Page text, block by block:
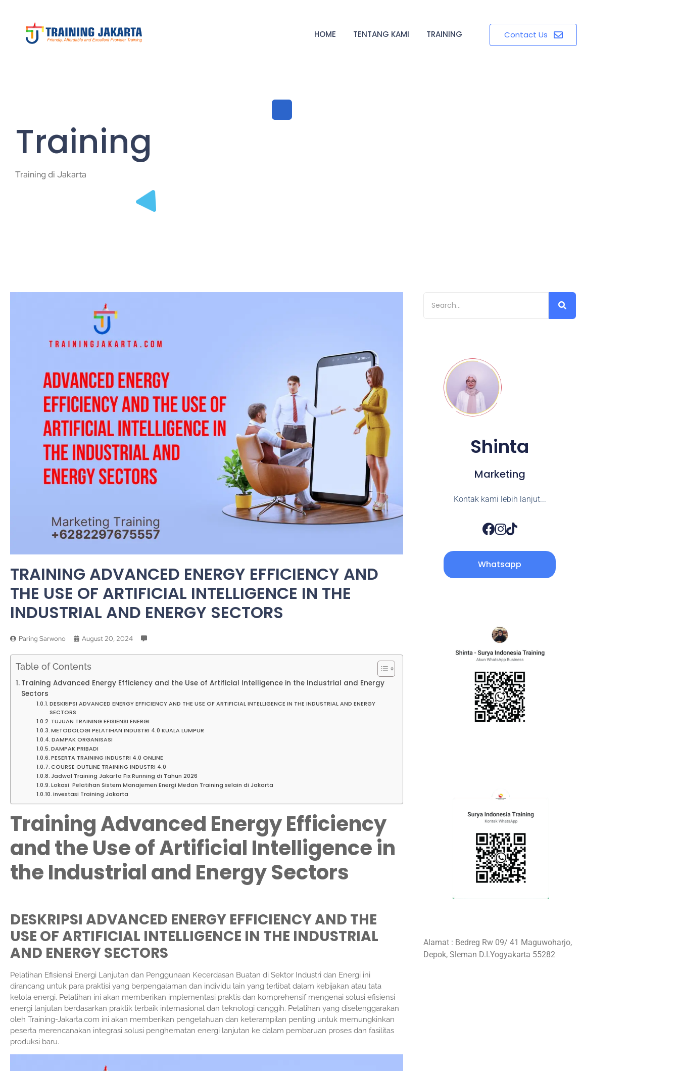
HOME TENTANG KAMI TRAINING Contact Us
Training
Training di Jakarta
TRAINING ADVANCED ENERGY EFFICIENCY AND
THE USE OF ARTIFICIAL INTELLIGENCE IN THE
INDUSTRIAL AND ENERGY SECTORS
Paring Sarwono August 20, 2024
Table of Contents
Training Advanced Energy Efficiency and the Use of Artificial Intelligence in the Industrial and Energy
Sectors
DESKRIPSI ADVANCED ENERGY EFFICIENCY AND THE USE OF ARTIFICIAL INTELLIGENCE IN THE INDUSTRIAL AND ENERGY
SECTORS
TUJUAN TRAINING EFISIENSI ENERGI
METODOLOGI PELATIHAN INDUSTRI 4.0 KUALA LUMPUR
DAMPAK ORGANISASI
DAMPAK PRIBADI
PESERTA TRAINING INDUSTRI 4.0 ONLINE
COURSE OUTLINE TRAINING INDUSTRI 4.0
Jadwal Training Jakarta Fix Running di Tahun 2026
Lokasi Pelatihan Sistem Manajemen Energi Medan Training selain di Jakarta
Investasi Training Jakarta
Training Advanced Energy Efficiency
and the Use of Artificial Intelligence in
the Industrial and Energy Sectors
DESKRIPSI ADVANCED ENERGY EFFICIENCY AND THE
USE OF ARTIFICIAL INTELLIGENCE IN THE INDUSTRIAL
AND ENERGY SECTORS
Pelatihan Efisiensi Energi Lanjutan dan Penggunaan Kecerdasan Buatan di Sektor Industri dan Energi ini
dirancang untuk para praktisi yang berpengalaman dan individu lain yang terlibat dalam kebijakan atau tata
kelola energi. Pelatihan ini akan memberikan implementasi praktis dan komprehensif mengenai solusi efisiensi
energi lanjutan berdasarkan praktik terbaik internasional dan teknologi canggih. Pelatihan yang diselenggarakan
oleh Training-Jakarta.com ini akan memberikan pengetahuan dan keterampilan penting untuk memungkinkan
peserta merencanakan integrasi solusi penghematan energi lanjutan ke dalam pembaruan proses dan fasilitas
produksi baru.
Shinta
Marketing
Kontak kami lebih lanjut...
Whatsapp
Alamat : Bedreg Rw 09/ 41 Maguwoharjo,
Depok, Sleman D.I.Yogyakarta 55282